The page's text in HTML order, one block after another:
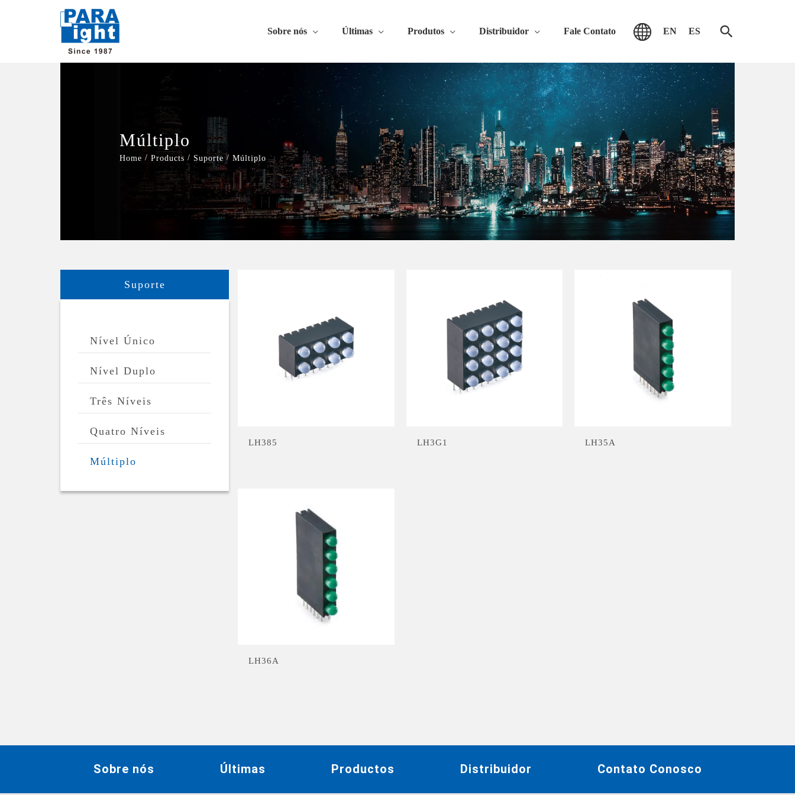
Sobre nós Últimas Produtos Distribuidor Fale Contato EN ES
Múltiplo
Home / Products / Suporte / Múltiplo
Suporte
Nível Único
Nível Duplo
Três Níveis
Quatro Níveis
Múltiplo
LH385 LH3G1 LH35A
LH36A
Sobre nós Últimas Productos Distribuidor Contato Conosco